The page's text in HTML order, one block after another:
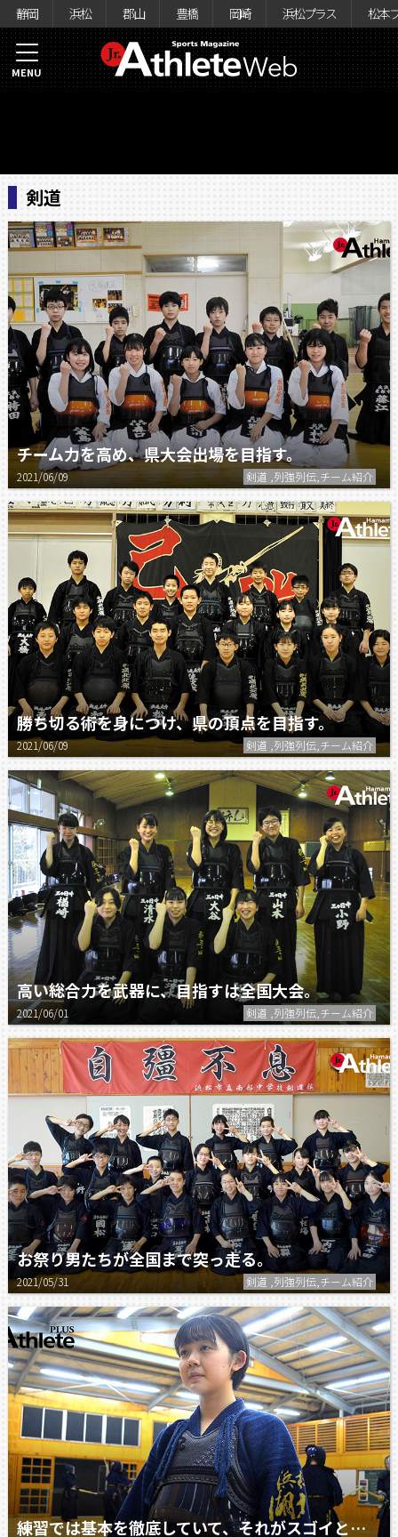
静岡 浜松 郡山 豊橋 岡崎 浜松プラス 松本
MENU
剣道
チーム力を高め、県大会出場を目指す。
2021/06/09 剣道 ,列強列伝,チーム紹介
勝ち切る術を身につけ、県の頂点を目指す。
2021/06/09 剣道 ,列強列伝,チーム紹介
高い総合力を武器に、目指すは全国大会。
2021/06/01 剣道 ,列強列伝,チーム紹介
お祭り男たちが全国まで突っ走る。
2021/05/31 剣道 ,列強列伝,チーム紹介
練習では基本を徹底していて、それがスゴイと感じた。